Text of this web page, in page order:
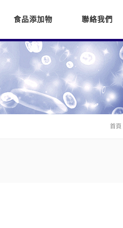
首頁
食品添加物 聯絡我們